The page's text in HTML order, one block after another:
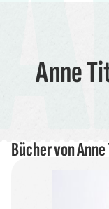
Anne
Bücher von